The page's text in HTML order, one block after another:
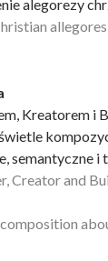
alegorezy
Kreatorem i
semantyczne i
Creator and